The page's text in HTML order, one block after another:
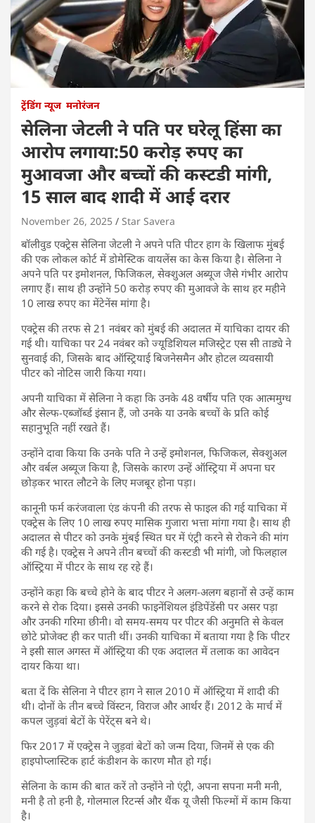
ट्रेंडिंग न्यूज मनोरंजन
सेलिना जेटली ने पति पर घरेलू हिंसा का
आरोप लगाया:50 करोड़ रुपए का
मुआवजा और बच्चों की कस्टडी मांगी,
15 साल बाद शादी में आई दरार
November 26, 2025 Star Savera
बॉलीवुड एक्ट्रेस सेलिना जेटली ने अपने पति पीटर हाग के खिलाफ मुंबई
की एक लोकल कोर्ट में डोमेस्टिक वायलेंस का केस किया है। सेलिना ने
अपने पति पर इमोशनल, फिजिकल, सेक्शुअल अब्यूज जैसे गंभीर आरोप
लगाए हैं। साथ ही उन्होंने 50 करोड़ रुपए की मुआवजे के साथ हर महीने
10 लाख रुपए का मेंटेनेंस मांगा है।
एक्ट्रेस की तरफ से 21 नवंबर को मुंबई की अदालत में याचिका दायर की
गई थी। याचिका पर 24 नवंबर को ज्यूडिशियल मजिस्ट्रेट एस सी ताड्ये ने
सुनवाई की, जिसके बाद ऑस्ट्रियाई बिजनेसमैन और होटल व्यवसायी
पीटर को नोटिस जारी किया गया।
अपनी याचिका में सेलिना ने कहा कि उनके 48 वर्षीय पति एक आत्ममुग्ध
और सेल्फ-एब्जॉर्ब्ड इंसान हैं, जो उनके या उनके बच्चों के प्रति कोई
सहानुभूति नहीं रखते हैं।
उन्होंने दावा किया कि उनके पति ने उन्हें इमोशनल, फिजिकल, सेक्शुअल
और वर्बल अब्यूज किया है, जिसके कारण उन्हें ऑस्ट्रिया में अपना घर
छोड़कर भारत लौटने के लिए मजबूर होना पड़ा।
कानूनी फर्म करंजवाला एंड कंपनी की तरफ से फाइल की गई याचिका में
एक्ट्रेस के लिए 10 लाख रुपए मासिक गुजारा भत्ता मांगा गया है। साथ ही
अदालत से पीटर को उनके मुंबई स्थित घर में एंट्री करने से रोकने की मांग
की गई है। एक्ट्रेस ने अपने तीन बच्चों की कस्टडी भी मांगी, जो फिलहाल
ऑस्ट्रिया में पीटर के साथ रह रहे हैं।
उन्होंने कहा कि बच्चे होने के बाद पीटर ने अलग-अलग बहानों से उन्हें काम
करने से रोक दिया। इससे उनकी फाइनेंशियल इंडिपेंडेंसी पर असर पड़ा
और उनकी गरिमा छीनी। वो समय-समय पर पीटर की अनुमति से केवल
छोटे प्रोजेक्ट ही कर पाती थीं। उनकी याचिका में बताया गया है कि पीटर
ने इसी साल अगस्त में ऑस्ट्रिया की एक अदालत में तलाक का आवेदन
दायर किया था।
बता दें कि सेलिना ने पीटर हाग ने साल 2010 में ऑस्ट्रिया में शादी की
थी। दोनों के तीन बच्चे विंस्टन, विराज और आर्थर हैं। 2012 के मार्च में
कपल जुड़वां बेटों के पेरेंट्स बने थे।
फिर 2017 में एक्ट्रेस ने जुड़वां बेटों को जन्म दिया, जिनमें से एक की
हाइपोप्लास्टिक हार्ट कंडीशन के कारण मौत हो गई।
सेलिना के काम की बात करें तो उन्होंने नो एंट्री, अपना सपना मनी मनी,
मनी है तो हनी है, गोलमाल रिटर्न्स और थैंक यू जैसी फिल्मों में काम किया
है।